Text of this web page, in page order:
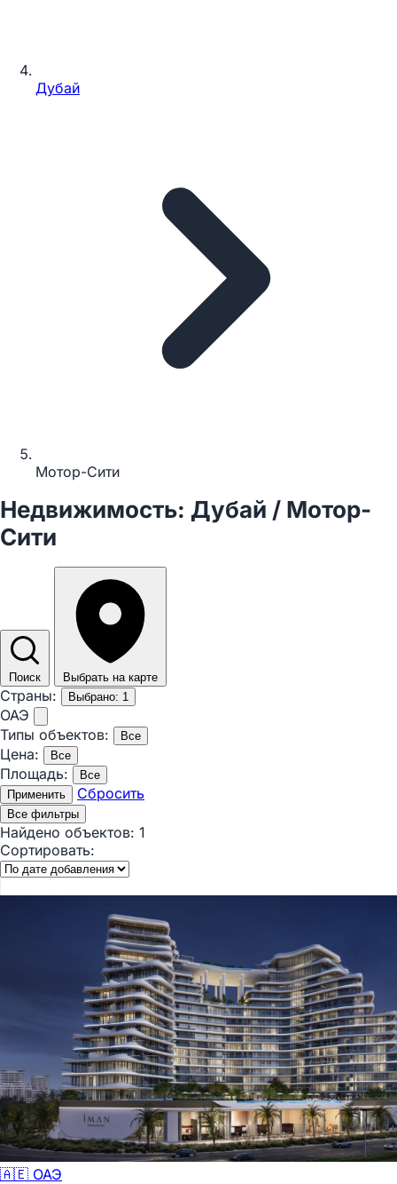
Дубай
Мотор-Сити
Недвижимость: Дубай / Мотор-
Сити
Поиск Выбрать на карте
Страны: Выбрано: 1
ОАЭ
Типы объектов:
Все
Цена: Все
Площадь:
Все
Применить
Сбросить
Все фильтры
Найдено объектов: 1
Сортировать:
🇦🇪 ОАЭ